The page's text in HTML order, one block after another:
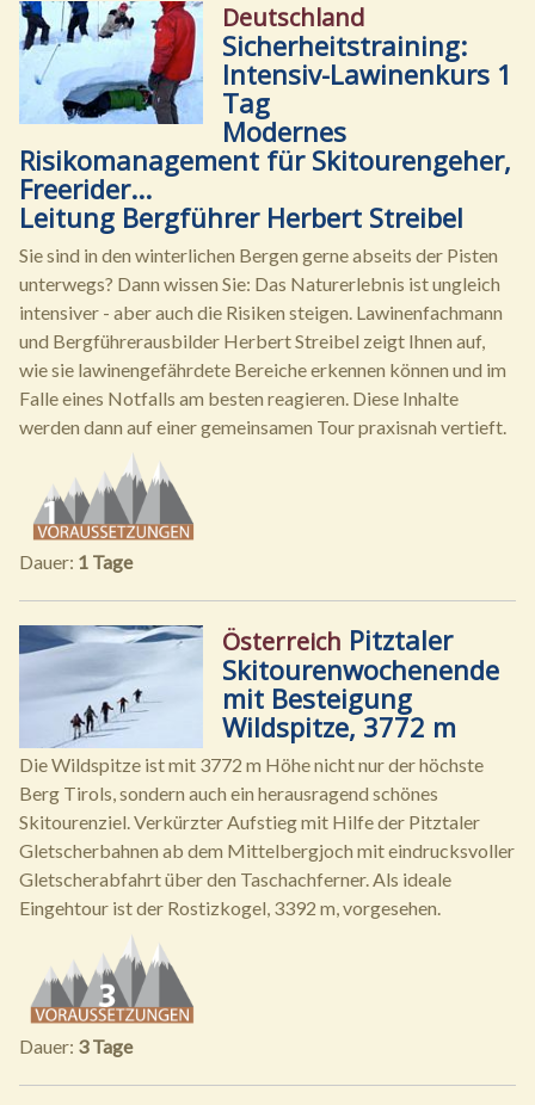
Deutschland
Sicherheitstraining:
Intensiv-Lawinenkurs 1
Tag
Modernes
Risikomanagement für Skitourengeher,
Freerider...
Leitung Bergführer Herbert Streibel
Sie sind in den winterlichen Bergen gerne abseits der Pisten
unterwegs? Dann wissen Sie: Das Naturerlebnis ist ungleich
intensiver - aber auch die Risiken steigen. Lawinenfachmann
und Bergführerausbilder Herbert Streibel zeigt Ihnen auf,
wie sie lawinengefährdete Bereiche erkennen können und im
Falle eines Notfalls am besten reagieren. Diese Inhalte
werden dann auf einer gemeinsamen Tour praxisnah vertieft.
Dauer: 1 Tage
Österreich Pitztaler
Skitourenwochenende
mit Besteigung
Wildspitze, 3772 m
Die Wildspitze ist mit 3772 m Höhe nicht nur der höchste
Berg Tirols, sondern auch ein herausragend schönes
Skitourenziel. Verkürzter Aufstieg mit Hilfe der Pitztaler
Gletscherbahnen ab dem Mittelbergjoch mit eindrucksvoller
Gletscherabfahrt über den Taschachferner. Als ideale
Eingehtour ist der Rostizkogel, 3392 m, vorgesehen.
Dauer: 3 Tage